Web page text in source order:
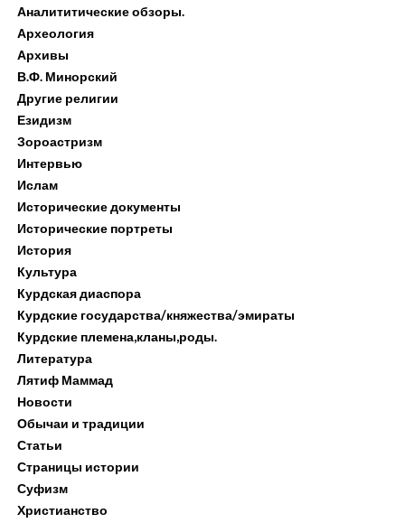
Аналититические обзоры.
Археология
Архивы
В.Ф. Минорский
Другие религии
Езидизм
Зороастризм
Интервью
Ислам
Исторические документы
Исторические портреты
История
Культура
Курдская диаспора
Курдские государства/княжества/эмираты
Курдские племена,кланы,роды.
Литература
Лятиф Маммад
Новости
Обычаи и традиции
Статьи
Страницы истории
Суфизм
Христианство